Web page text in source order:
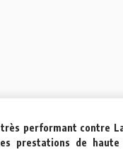
performant contre
prestations de